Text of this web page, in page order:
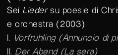
Sei Lieder su poesie di
e orchestra (2003)
I. Vorfrühling (Annuncio di
II. Der Abend (La sera)